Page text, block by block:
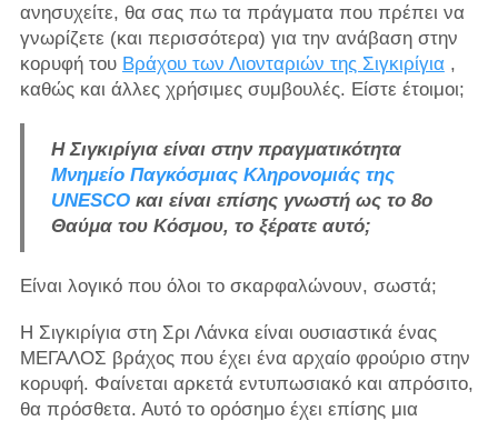
ανησυχείτε, θα σας πω τα πράγματα που πρέπει να
γνωρίζετε (και περισσότερα) για την ανάβαση στην
κορυφή του Βράχου των Λιονταριών της Σιγκιρίγια,
καθώς και άλλες χρήσιμες συμβουλές. Είστε έτοιμοι;
Η Σιγκιρίγια είναι στην πραγματικότητα
Μνημείο Παγκόσμιας Κληρονομιάς της
UNESCOκαι είναι επίσης γνωστή ως το 8ο
Θαύμα του Κόσμου, το ξέρατε αυτό;
Είναι λογικό που όλοι το σκαρφαλώνουν, σωστά;
Η Σιγκιρίγια στη Σρι Λάνκα είναι ουσιαστικά ένας
ΜΕΓΑΛΟΣ βράχος που έχει ένα αρχαίο φρούριο στην
κορυφή. Φαίνεται αρκετά εντυπωσιακό και απρόσιτο,
θα πρόσθετα. Αυτό το ορόσημο έχει επίσης μια